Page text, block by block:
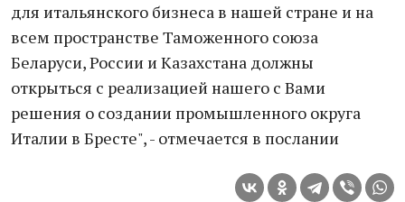
для итальянского бизнеса в нашей стране и на
всем пространстве Таможенного союза
Беларуси, России и Казахстана должны
открыться с реализацией нашего с Вами
решения о создании промышленного округа
Италии в Бресте", - отмечается в послании